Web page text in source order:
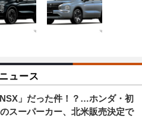
ュース
」だった件！？…ホンダ・初
スーパーカー、北米販売決定で